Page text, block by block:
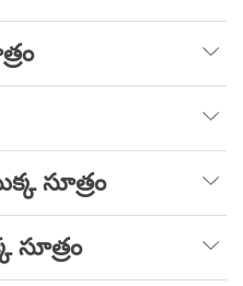
సూత్రం
సూత్రం